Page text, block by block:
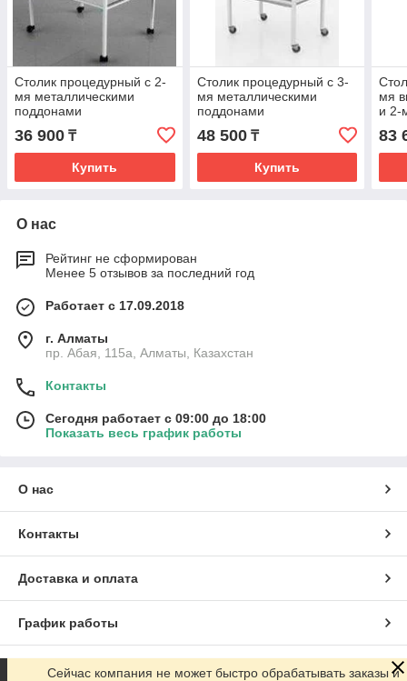
Столик процедурный с 2-
мя металлическими
поддонами
(никелированными)
36 900 ₸
Купить
Столик процедурный с 3-
мя металлическими
поддонами
(никелированными)
48 500₸
Купить
мя
и 2-
83
О нас
Рейтинг не сформирован
Менее 5 отзывов за последний год
Работает с 17.09.2018
г. Алматы
пр. Абая, 115а, Алматы, Казахстан
Контакты
Сегодня работает с 09:00 до 18:00
Показать весь график работы
О нас
Контакты
Доставка и оплата
График работы
Полная версия сайта
Сейчас компания не может быстро обрабатывать заказы и